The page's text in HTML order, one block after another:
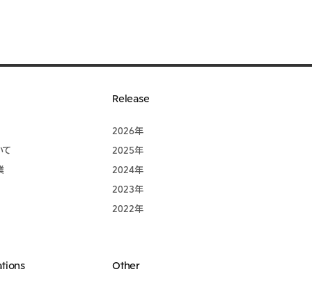
Release
2026年
2025年
2024年
2023年
2022年
Other